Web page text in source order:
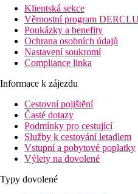
Klientská sekce
Věrnostní program
Poukázky a benefity
Ochrana osobních údajů
Nastavení soukromí
Compliance linka
Informace k zájezdu
Cestovní pojištění
Časté dotazy
Podmínky pro cestující
Služby k cestování letadlem
Vstupní a pobytové poplatky
Výlety na dovolené
Typy dovolené